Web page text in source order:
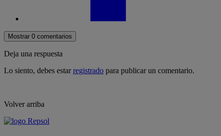
Mostrar 0 comentarios
Deja una respuesta
Lo siento, debes estarregistrado para publicar un comentario.
Volver arriba